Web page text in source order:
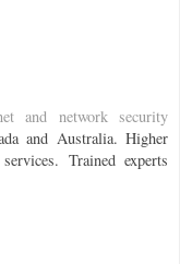
and network security
and Australia. Higher
Trained experts